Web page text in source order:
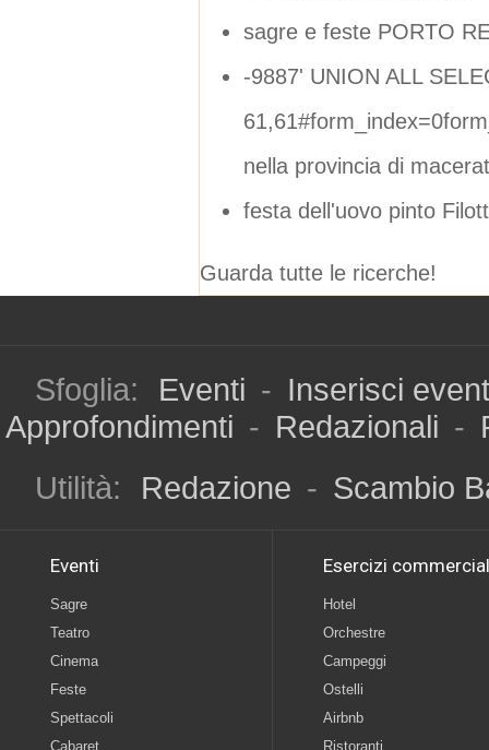
sagre e feste PORTO
-9887' UNION ALL
nella provincia di
festa dell'uovo pinto
Guarda tutte le ricerche!
Sfoglia: Eventi - Inserisci
Approfondimenti - Redazionali -
Utilità:
Redazione - Scambio
Eventi
Sagre
Teatro
Cinema
Feste
Spettacoli
Cabaret
Esercizi
Hotel
Orchestre
Campeggi
Ostelli
Airbnb
Ristoranti